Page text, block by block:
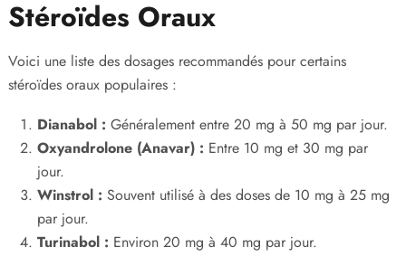
Stéroïdes Oraux
Voici une liste des dosages recommandés pour certains
stéroïdes oraux populaires :
Dianabol : Généralement entre 20 mg à 50 mg par jour.
Oxyandrolone (Anavar) : Entre 10 mg et 30 mg par
jour.
Winstrol : Souvent utilisé à des doses de 10 mg à 25 mg
par jour.
Turinabol : Environ 20 mg à 40 mg par jour.